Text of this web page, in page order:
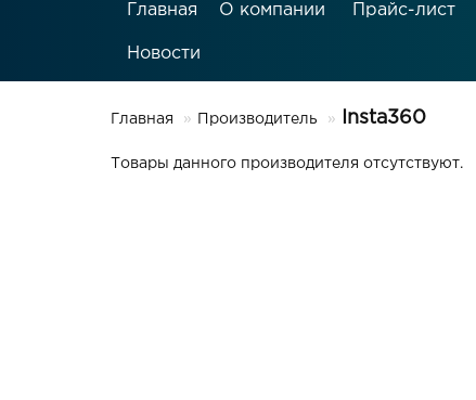
Главная О компании Прайс-лист
Новости
Главная Производитель Insta360
Товары данного производителя отсутствуют.